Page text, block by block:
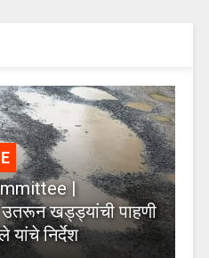
|
उतरून खड्ड्यांची पाहणी
यांचे निर्देश